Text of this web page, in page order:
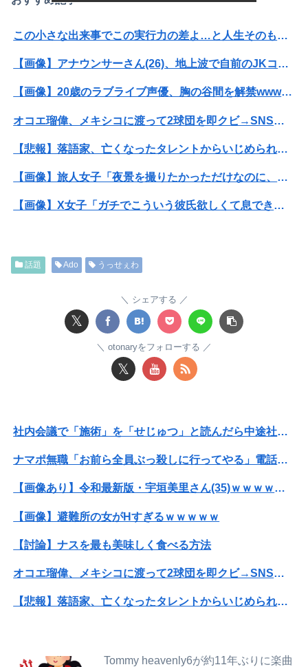
この小さな出来事でこの実行力の差よ…と人生そのものが心配になってしまう
【画像】アナウンサーさん(26)、地上波で自前のJKコスプレを披露wwwwwww
【画像】20歳のラブライブ声優、胸の谷間を解禁wwwwww遠藤璃菜、1st写真集で美乳＆美ヘソをセクシー露出！！！
オコエ瑠偉、メキシコに渡って2球団を即クビ→SNS更新が3ヶ月間止まって消息不明に
【悲報】落語家、亡くなったタレントからいじめられた過去を告白する…
【画像】旅人女子「夜景を撮りたかっただけなのに、故郷の村が燃やされたみたいになった」←26万ｲｲﾈｗｗｗｗ
【画像】X女子「ガチでこういう彼氏欲しくて息できん」 2000万バズ
【動画】台風13号の進路予想、明らかにおかしい…
【悲報】NISA大暴落 ワイ一晩でマイナス20万円も吹き飛んだもよう
同期との昼飯。餃子定食の量が多く食ってもらおうと思ったら俺の餃子にタレと酢を直接かけた
【悲報】共同通信「高市総理、避難所3分間の被災地熊本視察動画に批判！」 → 内閣報道官「避難所視察は51分間！大変な状況の中で、1時間近く受け入...
【竜王戦】柵木幹太五段が先勝
嫁の浮気発覚から再構築を続けて8ヶ月、愛しさと憎しみが交互に押し寄せてる。もう一回俺に恋させてあげたい。
ナマポ無職「お前ら全員ぶっ殺しに行ってやる」電話でナマポの打ち切り伝えられ市職員を脅す
話題 Ado うっせぇわ
シェアする
𝕏
otonaryをフォローする
𝕏
社内会議で「施術」を「せじゅつ」と読んだら中途社員にすら笑われたｗｗｗｗｗｗ
ナマポ無職「お前ら全員ぶっ殺しに行ってやる」電話でナマポの打ち切り伝えられ市職員を脅す
【画像あり】令和最新版・宇垣美里さん(35)ｗｗｗｗｗｗｗｗｗ
【画像】避難所の女がHすぎるｗｗｗｗｗ
【討論】ナスを最も美味しく食べる方法
オコエ瑠偉、メキシコに渡って2球団を即クビ→SNS更新が3ヶ月間止まって消息不明に
【悲報】落語家、亡くなったタレントからいじめられた過去を告白する…
【画像】X女子「ガチでこういう彼氏欲しくて息できん」 2000万バズ
Tommy heavenly6が約11年ぶりに楽曲